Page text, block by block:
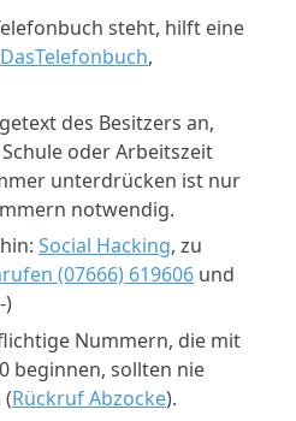
steht, hilft eine
DasTelefonbuch,
des Besitzers an,
oder Arbeitszeit
unterdrücken ist nur
notwendig.
Social Hacking, zu
(07666) 619606 und
)
Nummern, die mit
beginnen, sollten nie
Rückruf Abzocke).